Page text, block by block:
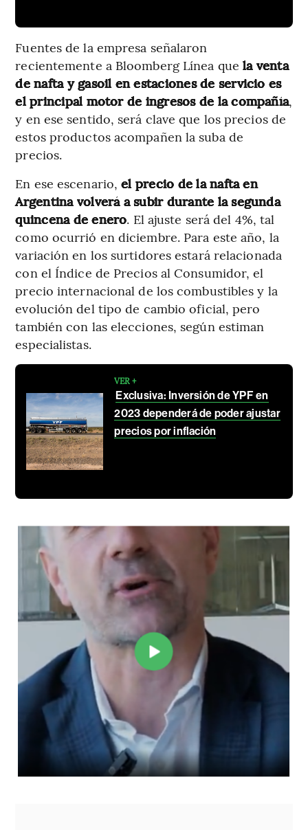
Fuentes de la empresa señalaron
recientemente a Bloomberg Línea que la venta
de nafta y gasoil en estaciones de servicio es
el principal motor de ingresos de la compañía,
y en ese sentido, será clave que los precios de
estos productos acompañen la suba de
precios.
En ese escenario,el precio de la nafta en
Argentina volverá a subir durante la segunda
quincena de enero. El ajuste será del 4%, tal
como ocurrió en diciembre. Para este año, la
variación en los surtidores estará relacionada
con el Índice de Precios al Consumidor, el
precio internacional de los combustibles y la
evolución del tipo de cambio oficial, pero
también con las elecciones, según estiman
especialistas.
VER +
Exclusiva: Inversión de YPF en
2023 dependerá de poder ajustar
precios por inflación